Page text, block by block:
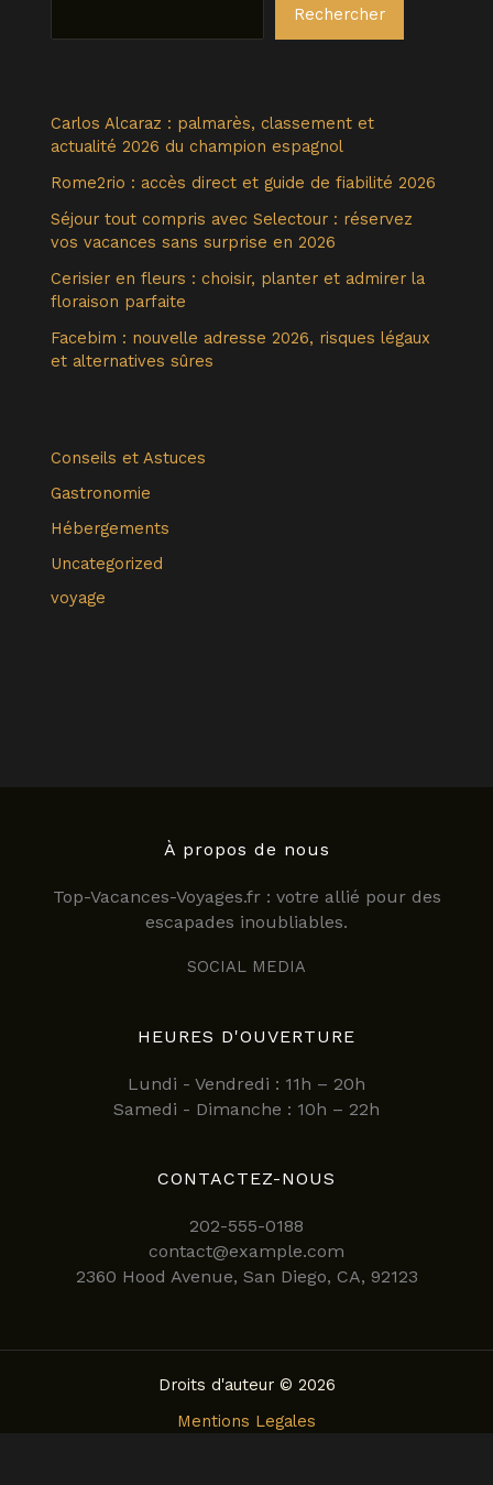
Rechercher
Carlos Alcaraz : palmarès, classement et
actualité 2026 du champion espagnol
Rome2rio : accès direct et guide de fiabilité 2026
Séjour tout compris avec Selectour : réservez
vos vacances sans surprise en 2026
Cerisier en fleurs : choisir, planter et admirer la
floraison parfaite
Facebim : nouvelle adresse 2026, risques légaux
et alternatives sûres
Conseils et Astuces
Gastronomie
Hébergements
Uncategorized
voyage
À propos de nous
Top-Vacances-Voyages.fr : votre allié pour des
escapades inoubliables.
SOCIAL MEDIA
HEURES D'OUVERTURE
Lundi - Vendredi : 11h – 20h
Samedi - Dimanche : 10h – 22h
CONTACTEZ-NOUS
202-555-0188
contact@example.com
2360 Hood Avenue, San Diego, CA, 92123
Droits d'auteur © 2026
Mentions Legales